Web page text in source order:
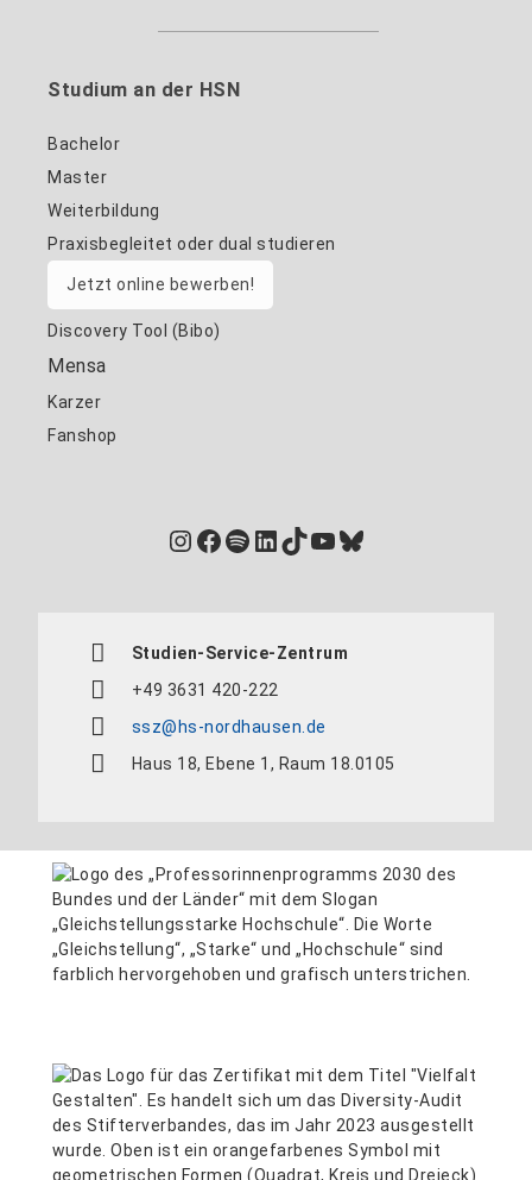
Studium an der HSN
Bachelor
Master
Weiterbildung
Praxisbegleitet oder dual studieren
Jetzt online bewerben!
Discovery Tool (Bibo)
Mensa
Karzer
Fanshop
Instagram
Facebook
Spotify
LinkedIn
TikTok
YouTube
Bluesky
Studien-Service-Zentrum
+49 3631 420-222
ssz@hs-nordhausen.de
Haus 18, Ebene 1, Raum 18.0105